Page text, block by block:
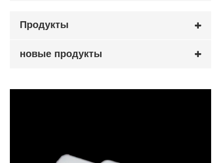
Продукты
новые продукты